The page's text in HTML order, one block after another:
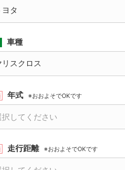
車種
年式 ※おおよそでOKです
走行距離 ※おおよそでOKです